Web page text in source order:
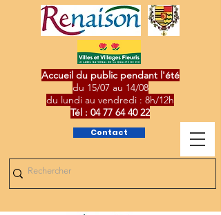
Contact
Accueil du public pendant l'été
du 15/07 au 14/08
du lundi au vendredi : 8h/12h
Tél : 04 77 64 40 22